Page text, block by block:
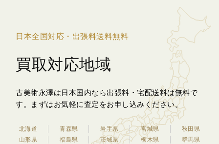
日本全国対応・出張料送料無料
買取対応地域
古美術永澤は日本国内なら出張料・宅配送料は無料で
す。
まずはお気軽に査定をお申し込みください。
北海道 青森県 岩手県 宮城県
秋田県
山形県
福島県 茨城県 栃木県 群馬県